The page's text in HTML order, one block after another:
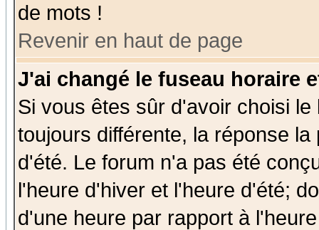
de mots !
Revenir en haut de page
J'ai changé le fuseau horaire
Si vous êtes sûr d'avoir choisi
toujours différente, la réponse
d'été. Le forum n'a pas été
l'heure d'hiver et l'heure d'été;
d'une heure par rapport à